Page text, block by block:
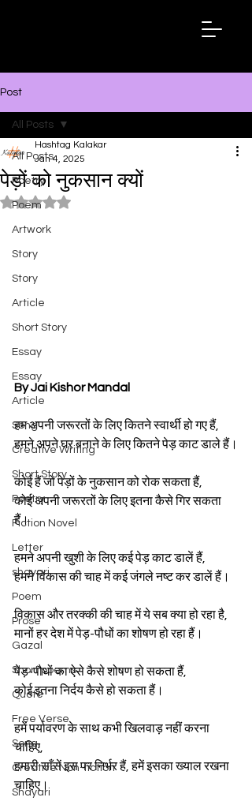
Post
All Posts
Poetry
Poem
Artwork
Story
Story
Article
Short Story
Essay
Essay
Article
Song
Creative Writing
Short Story
Poetry
Fiction Novel
Letter
shayari
Poem
Prose
Gazal
Short poems
Quote
Free Verse
Song
Creative Non-fiction
Shayari
All Posts
पेड़ों को नुकसान क्यों
Hashtag Kalakar
Jan 4, 2025
Rated NaN out of 5 stars.
By Jai Kishor Mandal
हम अपनी जरूरतों के लिए कितने स्वार्थी हो गए हैं,
हमने अपने घर बनाने के लिए कितने पेड़ काट डाले हैं।
कोई हैं जो पेड़ों के नुकसान को रोक सकता हैं,
कोई अपनी जरूरतों के लिए इतना कैसे गिर सकता
हैं।
हमने अपनी खुशी के लिए कई पेड़ काट डालें हैं,
हमने विकास की चाह में कई जंगले नष्ट कर डालें हैं।
विकास और तरक्की की चाह में ये सब क्या हो रहा है,
मानों हर देश में पेड़-पौधों का शोषण हो रहा हैं।
पेड़-पौधों का ऐसे कैसे शोषण हो सकता हैं,
कोई इतना निर्दय कैसे हो सकता हैं।
हमें पर्यावरण के साथ कभी खिलवाड़ नहीं करना
चाहिए,
हमारी साँसें इस पर निर्भर हैं, हमें इसका ख्याल रखना
चाहिए।